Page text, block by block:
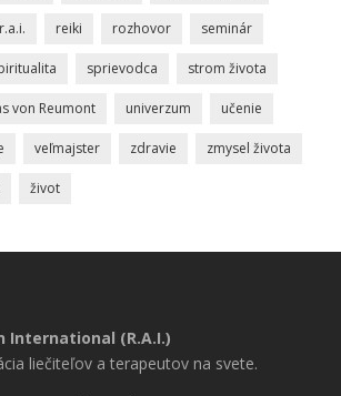
r.a.i. reiki rozhovor seminár
sprievodca strom života
von Reumont univerzum učenie
veľmajster zdravie zmysel života
život
International (R.A.I.)
liečiteľov a terapeutov na svete.